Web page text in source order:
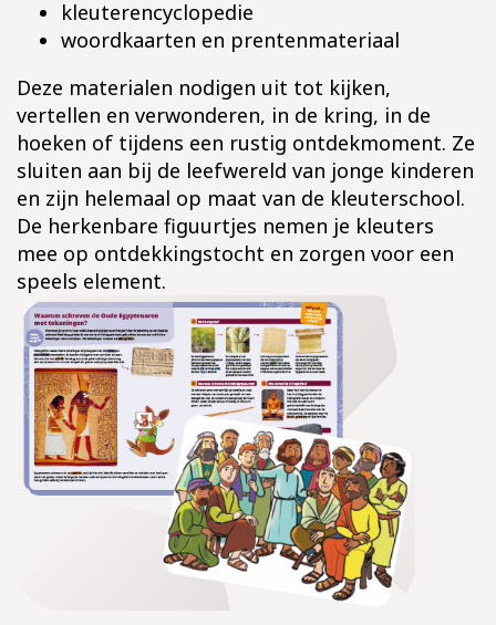
kleuterencyclopedie
woordkaarten en prentenmateriaal
Deze materialen nodigen uit tot kijken,
vertellen en verwonderen, in de kring, in de
hoeken of tijdens een rustig ontdekmoment. Ze
sluiten aan bij de leefwereld van jonge kinderen
en zijn helemaal op maat van de kleuterschool.
De herkenbare figuurtjes nemen je kleuters
mee op ontdekkingstocht en zorgen voor een
speels element.